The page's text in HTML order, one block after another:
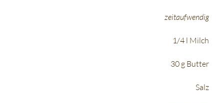
zeitaufwendig
1/4 l Milch
30 g Butter
Salz